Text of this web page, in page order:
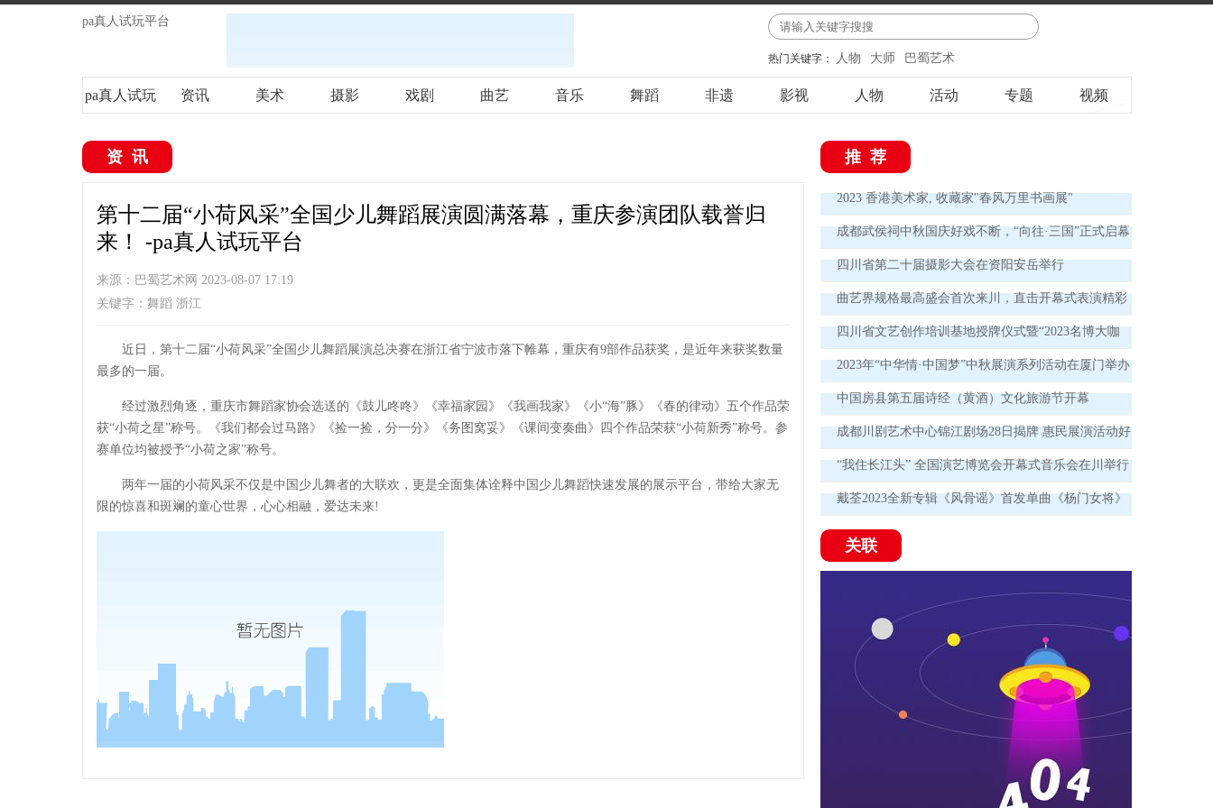
pa真人试玩平台
热门关键字： 人物 大师 巴蜀艺术
pa真人试玩 资讯 美术 摄影 戏剧 曲艺 音乐 舞蹈 非遗 影视 人物 活动 专题 视频
资讯
第十二届“小荷风采”全国少儿舞蹈展演圆满落幕，重庆参演团队载誉归
来！ -pa真人试玩平台
来源：巴蜀艺术网 2023-08-07 17:19
关键字：舞蹈 浙江
近日，第十二届“小荷风采”全国少儿舞蹈展演总决赛在浙江省宁波市落下帷幕，重庆有9部作品获奖，是近年来获奖数量
最多的一届。
经过激烈角逐，重庆市舞蹈家协会选送的《鼓儿咚咚》《幸福家园》《我画我家》《小“海”豚》《春的律动》五个作品荣
获“小荷之星”称号。《我们都会过马路》《捡一捡，分一分》《务图窝妥》《课间变奏曲》四个作品荣获“小荷新秀”称号。参
赛单位均被授予“小荷之家”称号。
两年一届的小荷风采不仅是中国少儿舞者的大联欢，更是全面集体诠释中国少儿舞蹈快速发展的展示平台，带给大家无
限的惊喜和斑斓的童心世界，心心相融，爱达未来!
推荐
2023 香港美术家, 收藏家"春风万里书画展"
成都武侯祠中秋国庆好戏不断，“向往·三国”正式启幕
四川省第二十届摄影大会在资阳安岳举行
曲艺界规格最高盛会首次来川，直击开幕式表演精彩
瞬间 欢声笑语讲述中国曲艺新故事
四川省文艺创作培训基地授牌仪式暨“2023名博大咖
德阳行”实践活动启动仪式举行
2023年“中华情·中国梦”中秋展演系列活动在厦门举办
中国房县第五届诗经（黄酒）文化旅游节开幕
成都川剧艺术中心锦江剧场28日揭牌 惠民展演活动好
戏连台！
“我住长江头” 全国演艺博览会开幕式音乐会在川举行
戴荃2023全新专辑《风骨谣》首发单曲《杨门女将》
为时代英雄喝彩
关联